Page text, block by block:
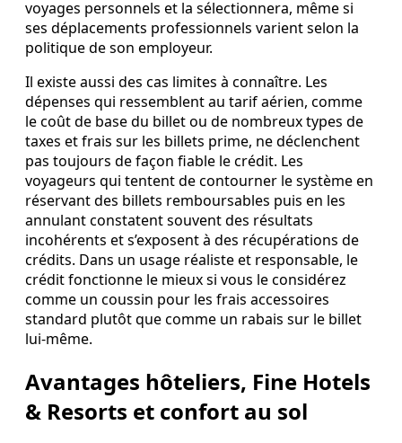
voyages personnels et la sélectionnera, même si
ses déplacements professionnels varient selon la
politique de son employeur.
Il existe aussi des cas limites à connaître. Les
dépenses qui ressemblent au tarif aérien, comme
le coût de base du billet ou de nombreux types de
taxes et frais sur les billets prime, ne déclenchent
pas toujours de façon fiable le crédit. Les
voyageurs qui tentent de contourner le système en
réservant des billets remboursables puis en les
annulant constatent souvent des résultats
incohérents et s’exposent à des récupérations de
crédits. Dans un usage réaliste et responsable, le
crédit fonctionne le mieux si vous le considérez
comme un coussin pour les frais accessoires
standard plutôt que comme un rabais sur le billet
lui‑même.
Avantages hôteliers, Fine Hotels
& Resorts et confort au sol